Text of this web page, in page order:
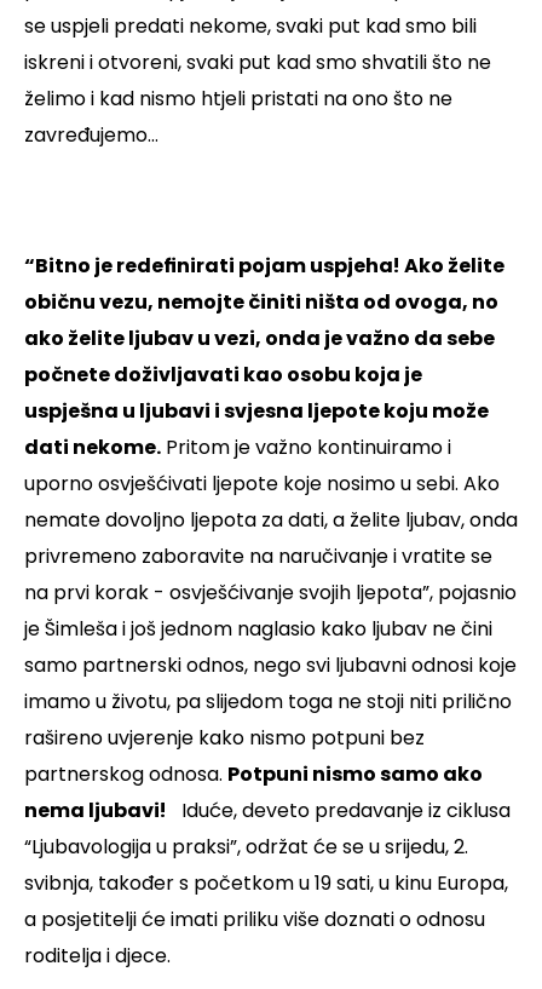
se uspjeli predati nekome, svaki put kad smo bili
iskreni i otvoreni, svaki put kad smo shvatili što ne
želimo i kad nismo htjeli pristati na ono što ne
zavređujemo…
“Bitno je redefinirati pojam uspjeha! Ako želite
običnu vezu, nemojte činiti ništa od ovoga, no
ako želite ljubav u vezi, onda je važno da sebe
počnete doživljavati kao osobu koja je
uspješna u ljubavi i svjesna ljepote koju može
dati nekome. Pritom je važno kontinuiramo i
uporno osvješćivati ljepote koje nosimo u sebi. Ako
nemate dovoljno ljepota za dati, a želite ljubav, onda
privremeno zaboravite na naručivanje i vratite se
na prvi korak - osvješćivanje svojih ljepota”, pojasnio
je Šimleša i još jednom naglasio kako ljubav ne čini
samo partnerski odnos, nego svi ljubavni odnosi koje
imamo u životu, pa slijedom toga ne stoji niti prilično
rašireno uvjerenje kako nismo potpuni bez
partnerskog odnosa. Potpuni nismo samo ako
nema ljubavi!
Iduće, deveto predavanje iz ciklusa
“Ljubavologija u praksi”, održat će se u srijedu, 2.
svibnja, također s početkom u 19 sati, u kinu Europa,
a posjetitelji će imati priliku više doznati o odnosu
roditelja i djece.